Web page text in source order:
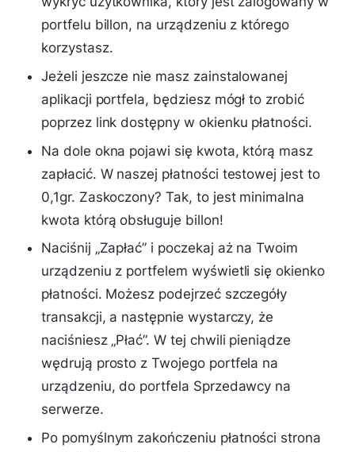
portfelu billon, na urządzeniu z którego
korzystasz.
Jeżeli jeszcze nie masz zainstalowanej
aplikacji portfela, będziesz mógł to zrobić
poprzez link dostępny w okienku płatności.
Na dole okna pojawi się kwota, którą masz
zapłacić. W naszej płatności testowej jest to
0,1gr. Zaskoczony? Tak, to jest minimalna
kwota którą obsługuje billon!
Naciśnij „Zapłać” i poczekaj aż na Twoim
urządzeniu z portfelem wyświetli się okienko
płatności. Możesz podejrzeć szczegóły
transakcji, a następnie wystarczy, że
naciśniesz „Płać”. W tej chwili pieniądze
wędrują prosto z Twojego portfela na
urządzeniu, do portfela Sprzedawcy na
serwerze.
Po pomyślnym zakończeniu płatności strona